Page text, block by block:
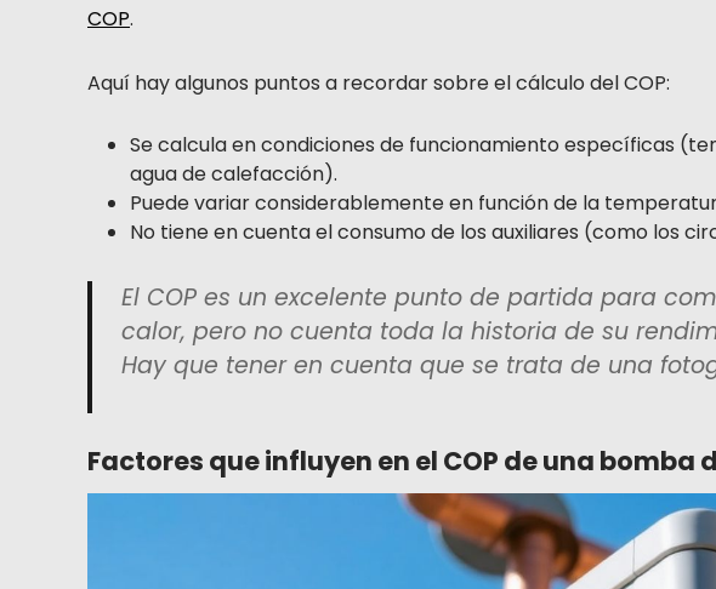
COP.
Aquí hay algunos puntos a recordar sobre el cálculo del COP:
Se calcula en condiciones de funcionamiento específicas
agua de calefacción).
Puede variar considerablemente en función de la
No tiene en cuenta el consumo de los auxiliares (como los
El COP es un excelente punto de partida para
calor, pero no cuenta toda la historia de su
Hay que tener en cuenta que se trata de una
Factores que influyen en el COP de una bomba